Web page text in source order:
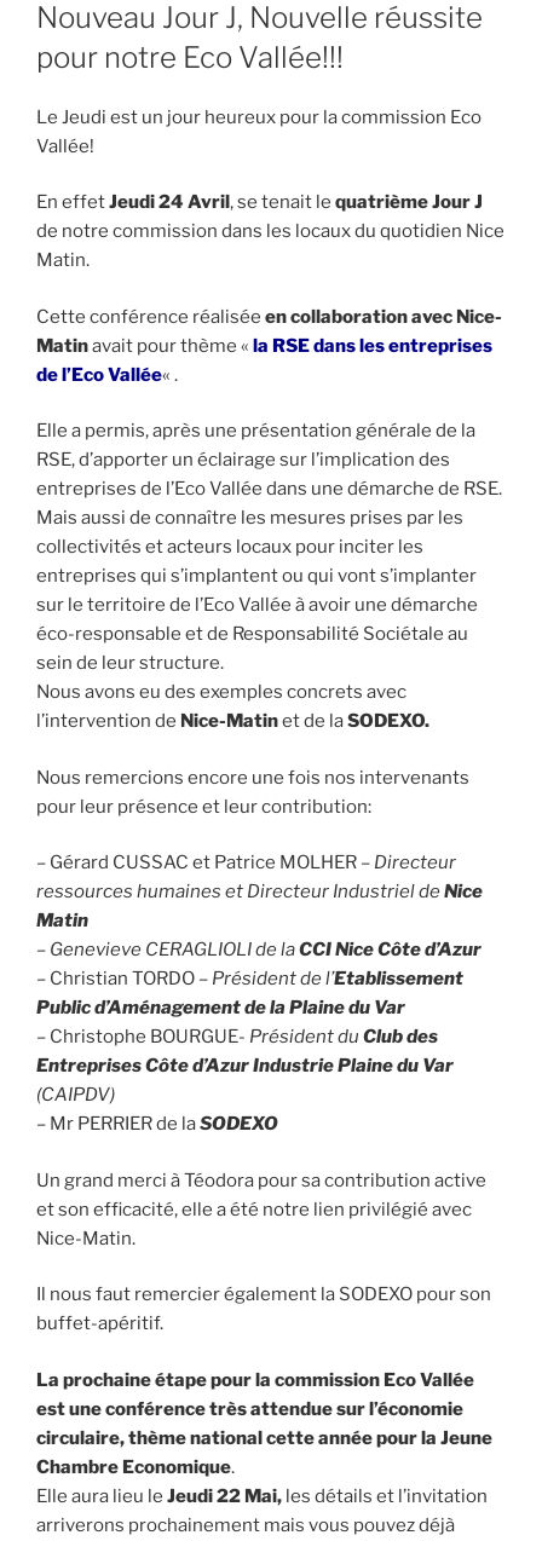
LE
Nouveau Jour J, Nouvelle réussite
pour notre Eco Vallée!!!
Le Jeudi est un jour heureux pour la commission Eco
Vallée!
En effetJeudi 24 Avril , se tenait le quatrième Jour J
de notre commission dans les locaux du quotidien Nice
Matin.
Cette conférence réalisée en collaboration avec Nice-
Matinavait pour thème « la RSE dans les entreprises
de l’Eco Vallée« .
Elle a permis, après une présentation générale de la
RSE, d’apporter un éclairage sur l’implication des
entreprises de l’Eco Vallée dans une démarche de RSE.
Mais aussi de connaître les mesures prises par les
collectivités et acteurs locaux pour inciter les
entreprises qui s’implantent ou qui vont s’implanter
sur le territoire de l’Eco Vallée à avoir une démarche
éco-responsable et de Responsabilité Sociétale au
sein de l eur structure.
Nous avons eu des exemples concrets avec
l’intervention de Nice-Matinet de laSODEXO.
Nous remercions encore une fois nos intervenants
pour leur présence et leur contribution:
– Gérard CUSSAC et Patrice MOLHER – Directeur
ressources humaines et Directeur Industriel deNice
Matin
– Genevieve CERAGLIOLI de laCCI Nice Côte d’Azur
– Christian TORDO – Président de l’Etablissement
Public d’Aménagement de la Plaine du Var
– Christophe BOURGUE- Président du Club des
Entreprises Côte d’Azur Industrie Plaine du Var
(CAIPDV)
– Mr PERRIER de laSODEXO
Un grand merci à Téodora pour sa contribution active
et son efficacité, elle a été notre lien privilégié avec
Nice-Matin.
Il nous faut remercier également la SODEXO pour son
buffet-apéritif.
La prochaine étape pour la commission Eco Vallée
est une conférence très attendue sur l’économie
circulaire, thème national cette année pour la Jeune
Chambre Economique.
Elle aura lieu le Jeudi 22 Mai, les détails et l’invitation
arriverons prochainement mais vous pouvez déjà